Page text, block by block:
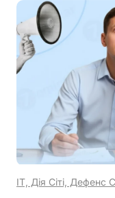
ІТ, Дія Сіті, Дефенс